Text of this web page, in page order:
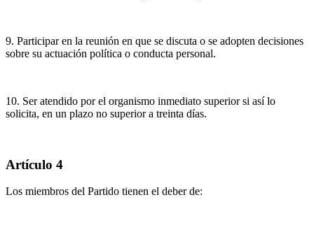
9. Participar en la reunión en que se discuta o se adopten decisiones
sobre su actuación política o conducta personal.
10. Ser atendido por el organismo inmediato superior si así lo
solicita, en un plazo no superior a treinta días.
Artículo 4
Los miembros del Partido tienen el deber de: